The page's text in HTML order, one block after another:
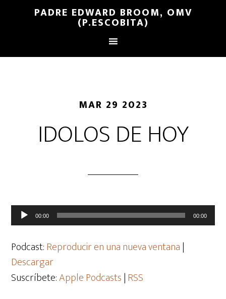
PADRE EDWARD BROOM, OMV
(P.ESCOBITA)
MAR 29 2023
IDOLOS DE HOY
Reproductor
de
audio
00:00 00:00
Podcast:Reproducir en una nueva ventana|
Descargar
Suscríbete:Apple Podcasts|RSS